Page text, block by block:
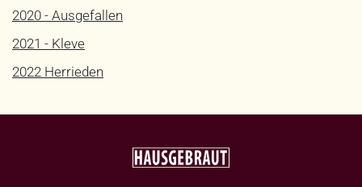
2020 - Ausgefallen
2021 - Kleve
2022 Herrieden